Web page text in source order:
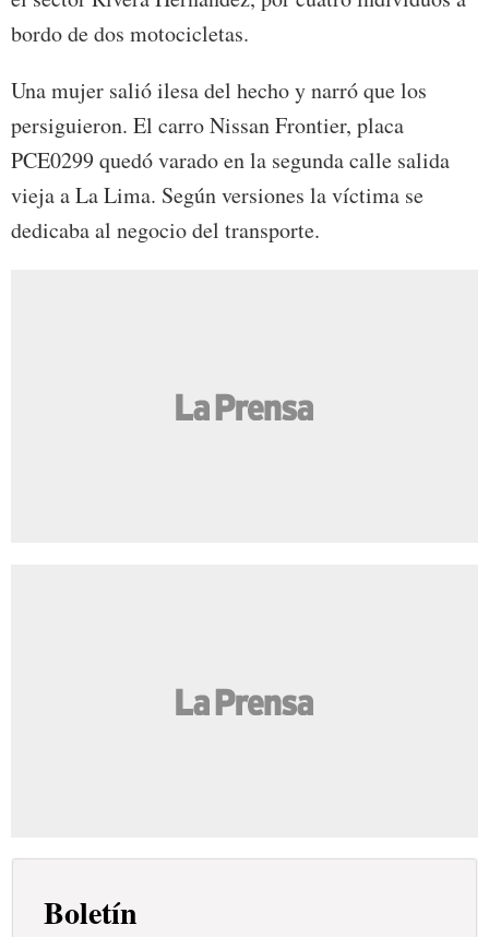
bordo de dos motocicletas.
Una mujer salió ilesa del hecho y narró que los
persiguieron. El carro Nissan Frontier, placa
PCE0299 quedó varado en la segunda calle salida
vieja a La Lima. Según versiones la víctima se
dedicaba al negocio del transporte.
Boletín